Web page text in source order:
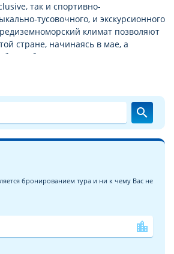
так и спортивно-
тусовочного, и экскурсионного
климат позволяют
стране, начинаясь в мае, а
А богатая история позволяет
Турцию с экскурсионными турами
отеля KOCER CLUB APARTMENTS
бы познакомить Вас с
CLUB APARTMENTS 3*. Надеемся,
более глубоким и помогут с
морями Черным, Мраморным,
Турция дарит своим гостям
отдых. Самые популярные
search
бронированием тура и ни к чему Вас не
location_city